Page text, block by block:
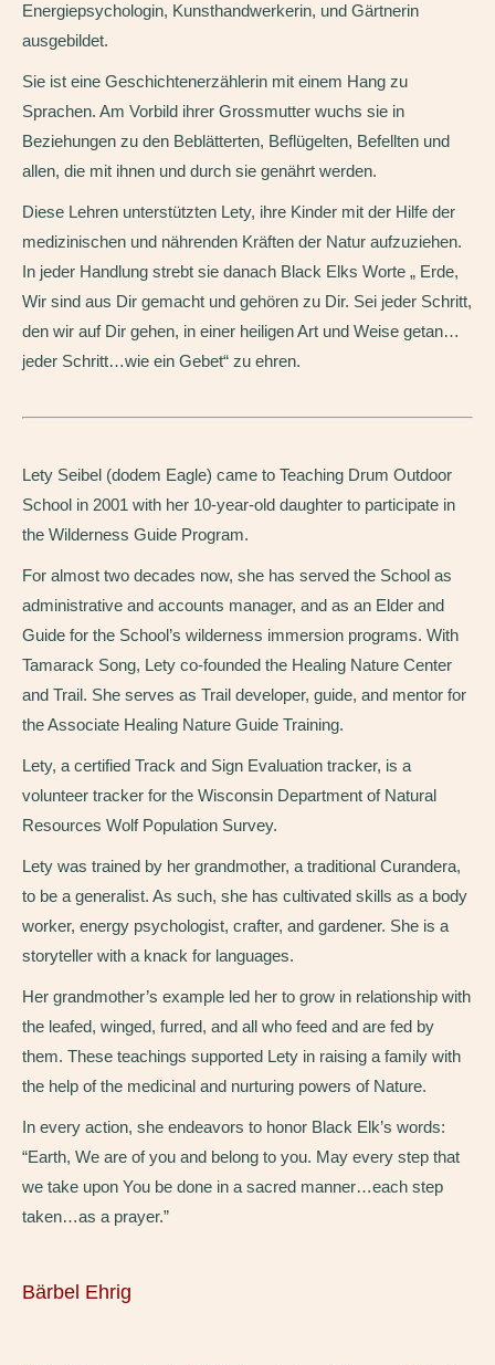
Energiepsychologin, Kunsthandwerkerin, und Gärtnerin
ausgebildet.
Sie ist eine Geschichtenerzählerin mit einem Hang zu
Sprachen. Am Vorbild ihrer Grossmutter wuchs sie in
Beziehungen zu den Beblätterten, Beflügelten, Befellten und
allen, die mit ihnen und durch sie genährt werden.
Diese Lehren unterstützten Lety, ihre Kinder mit der Hilfe der
medizinischen und nährenden Kräften der Natur aufzuziehen.
In jeder Handlung strebt sie danach Black Elks Worte „ Erde,
Wir sind aus Dir gemacht und gehören zu Dir. Sei jeder Schritt,
den wir auf Dir gehen, in einer heiligen Art und Weise getan…
jeder Schritt…wie ein Gebet“ zu ehren.
Lety Seibel (dodem Eagle) came to Teaching Drum Outdoor
School in 2001 with her 10-year-old daughter to participate in
the Wilderness Guide Program.
For almost two decades now, she has served the School as
administrative and accounts manager, and as an Elder and
Guide for the School’s wilderness immersion programs. With
Tamarack Song, Lety co-founded the Healing Nature Center
and Trail. She serves as Trail developer, guide, and mentor for
the Associate Healing Nature Guide Training.
Lety, a certified Track and Sign Evaluation tracker, is a
volunteer tracker for the Wisconsin Department of Natural
Resources Wolf Population Survey.
Lety was trained by her grandmother, a traditional Curandera,
to be a generalist. As such, she has cultivated skills as a body
worker, energy psychologist, crafter, and gardener. She is a
storyteller with a knack for languages.
Her grandmother’s example led her to grow in relationship with
the leafed, winged, furred, and all who feed and are fed by
them. These teachings supported Lety in raising a family with
the help of the medicinal and nurturing powers of Nature.
In every action, she endeavors to honor Black Elk’s words:
“Earth, We are of you and belong to you. May every step that
we take upon You be done in a sacred manner…each step
taken…as a prayer.”
Bärbel Ehrig